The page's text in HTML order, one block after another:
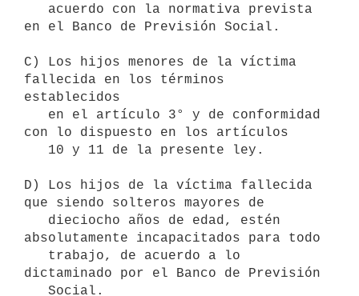
en el Banco de Previsión Social.
C) Los hijos menores de la víctima
fallecida en los términos
establecidos
con lo dispuesto en los artículos
D) Los hijos de la víctima fallecida
que siendo solteros mayores de
absolutamente incapacitados para todo
dictaminado por el Banco de Previsión